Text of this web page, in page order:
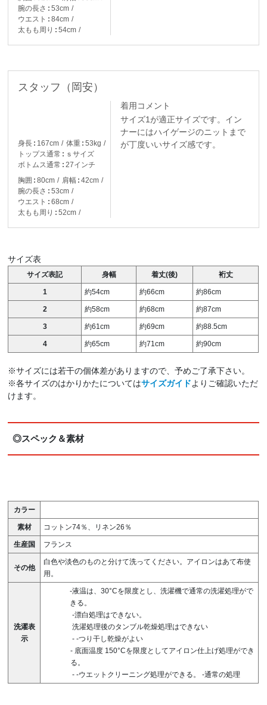
腕の長さ
53cm
ウエスト
84cm
太もも周り
54cm
スタッフ（岡安）
身長 167cm 体重
53kg
トップス通常
ｓサイズ
ボトムス通常
27インチ
胸囲
80cm 肩幅
42cm
腕の長さ
53cm
ウエスト
68cm
太もも周り
52cm
着用コメント
サイズ1が適正サイズです。イン
ナーにはハイゲージのニットまで
が丁度いいサイズ感です。
サイズ表
サイズ表記 身幅 着丈(後) 裄丈
1 約54cm 約66cm 約86cm
2 約58cm 約68cm 約87cm
3 約61cm 約69cm 約88.5cm
4 約65cm 約71cm 約90cm
※サイズには若干の個体差がありますので、予めご了承下さい。
※各サイズのはかりかたについてはサイズガイドよりご確認いただ
けます。
◎スペック＆素材
カラー
素材 コットン74％、リネン26％
生産国 フランス
その他
白色や淡色のものと分けて洗ってください。アイロンはあて布使
用。
洗濯表
示
-液温は、30°Cを限度とし、洗濯機で通常の洗濯処理がで
きる。
-漂白処理はできない。
洗濯処理後のタンブル乾燥処理はできない
- -つり干し乾燥がよい
- 底面温度 150°Cを限度としてアイロン仕上げ処理ができ
る。
- -ウエットクリーニング処理ができる。 -通常の処理